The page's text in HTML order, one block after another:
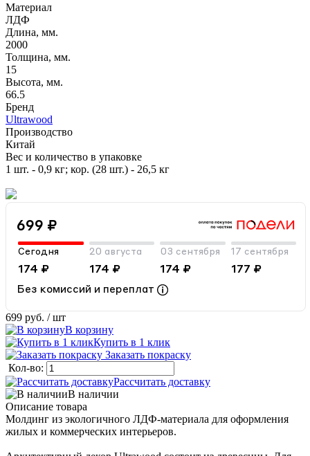
Материал
ЛДФ
Длина, мм.
2000
Толщина, мм.
15
Высота, мм.
66.5
Бренд
Ultrawood
Производство
Китай
Вес и количество в упаковке
1 шт. - 0,9 кг; кор. (28 шт.) - 26,5 кг
699 ₽
Сегодня
174 ₽
20 августа
174 ₽
03 сентября
174 ₽
17 сентября
177 ₽
Без комиссий и переплат
699 руб. / шт
В корзину
Купить в 1 клик
Заказать покраску
Кол-во:
Рассчитать доставку
В наличии
Описание товара
Молдинг из экологичного ЛДФ-материала для оформления
жилых и коммерческих интерьеров.